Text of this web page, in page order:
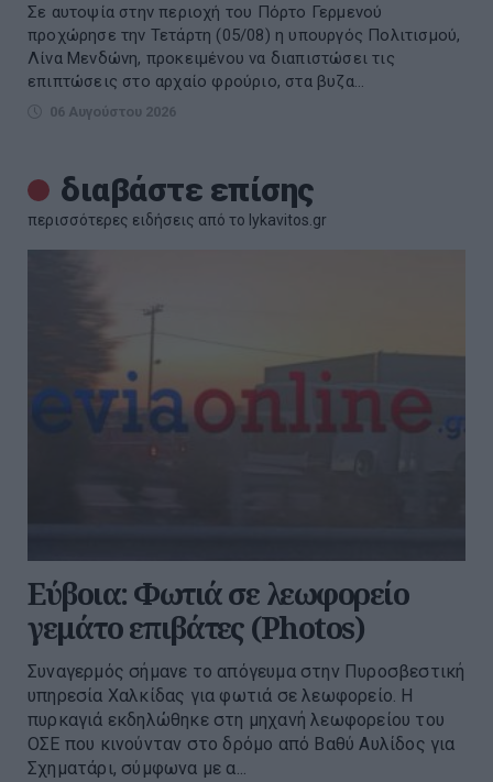
Σε αυτοψία στην περιοχή του Πόρτο Γερμενού
προχώρησε την Τετάρτη (05/08) η υπουργός Πολιτισμού,
Λίνα Μενδώνη, προκειμένου να διαπιστώσει τις
επιπτώσεις στο αρχαίο φρούριο, στα βυζα...
06 Αυγούστου 2026
διαβάστε επίσης
περισσότερες ειδήσεις από το lykavitos.gr
Εύβοια: Φωτιά σε λεωφορείο
γεμάτο επιβάτες (Photos)
Συναγερμός σήμανε το απόγευμα στην Πυροσβεστική
υπηρεσία Χαλκίδας για φωτιά σε λεωφορείο. Η
πυρκαγιά εκδηλώθηκε στη μηχανή λεωφορείου του
ΟΣΕ που κινούνταν στο δρόμο από Βαθύ Αυλίδος για
Σχηματάρι, σύμφωνα με α...